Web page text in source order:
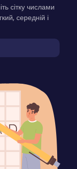
сітку числами
середній і